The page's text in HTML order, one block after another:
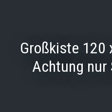
Großkiste 120
Achtung nur